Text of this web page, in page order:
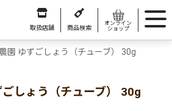
取扱店舗 商品検索
オンライン
ショップ
園 ゆずごしょう（チューブ） 30g
しょう（チューブ） 30g